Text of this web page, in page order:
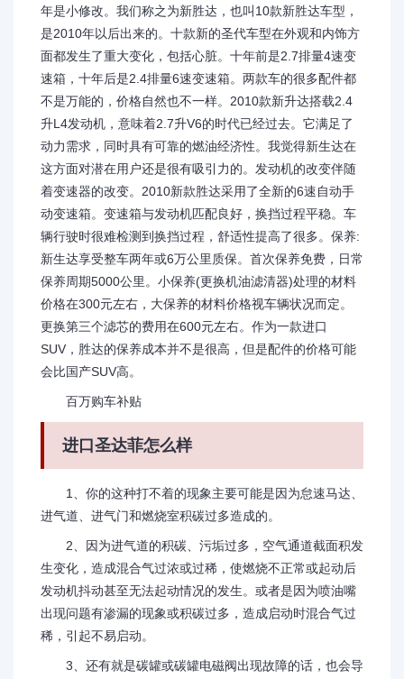
年是小修改。我们称之为新胜达，也叫10款新胜达车型，
是2010年以后出来的。十款新的圣代车型在外观和内饰方
面都发生了重大变化，包括心脏。十年前是2.7排量4速变
速箱，十年后是2.4排量6速变速箱。两款车的很多配件都
不是万能的，价格自然也不一样。2010款新升达搭载2.4
升L4发动机，意味着2.7升V6的时代已经过去。它满足了
动力需求，同时具有可靠的燃油经济性。我觉得新生达在
这方面对潜在用户还是很有吸引力的。发动机的改变伴随
着变速器的改变。2010新款胜达采用了全新的6速自动手
动变速箱。变速箱与发动机匹配良好，换挡过程平稳。车
辆行驶时很难检测到换挡过程，舒适性提高了很多。保养:
新生达享受整车两年或6万公里质保。首次保养免费，日常
保养周期5000公里。小保养(更换机油滤清器)处理的材料
价格在300元左右，大保养的材料价格视车辆状况而定。
更换第三个滤芯的费用在600元左右。作为一款进口
SUV，胜达的保养成本并不是很高，但是配件的价格可能
会比国产SUV高。
百万购车补贴
进口圣达菲怎么样
1、你的这种打不着的现象主要可能是因为怠速马达、
进气道、进气门和燃烧室积碳过多造成的。
2、因为进气道的积碳、污垢过多，空气通道截面积发
生变化，造成混合气过浓或过稀，使燃烧不正常或起动后
发动机抖动甚至无法起动情况的发生。或者是因为喷油嘴
出现问题有渗漏的现象或积碳过多，造成启动时混合气过
稀，引起不易启动。
3、还有就是碳罐或碳罐电磁阀出现故障的话，也会导